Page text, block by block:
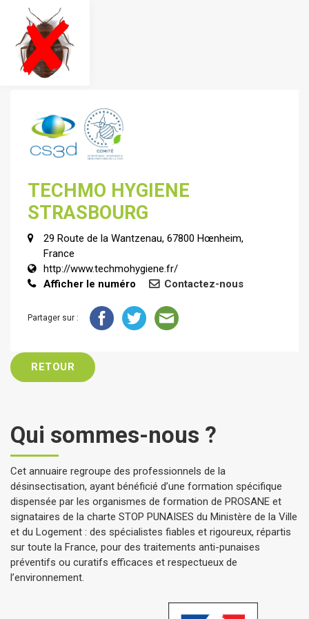
TECHMO HYGIENE
STRASBOURG
29 Route de la Wantzenau, 67800 Hœnheim,
France
http://www.techmohygiene.fr/
Afficher le numéro
Contactez-nous
Partager sur :
RETOUR
Qui sommes-nous ?
Cet annuaire regroupe des professionnels de la
désinsectisation, ayant bénéficié d’une formation spécifique
dispensée par les organismes de formation de PROSANE et
signataires de la charte STOP PUNAISES du Ministère de la Ville
et du Logement : des spécialistes fiables et rigoureux, répartis
sur toute la France, pour des traitements anti-punaises
préventifs ou curatifs efficaces et respectueux de
l’environnement.